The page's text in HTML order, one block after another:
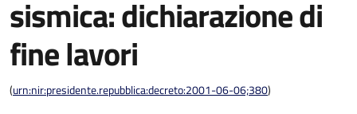
sismica: dichiarazione di
fine lavori
(urn:nir:presidente.repubblica:decreto:2001-06-06;380)